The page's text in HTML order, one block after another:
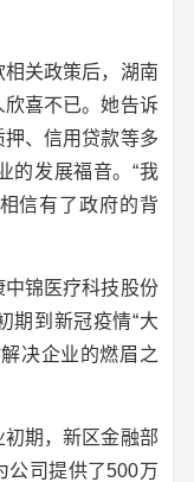
关政策后，湖南
喜不已。她告诉
、信用贷款等多
的发展福音。“我
信有了政府的背
锦医疗科技股份
期到新冠疫情“大
决企业的燃眉之
期，新区金融部
公司提供了500万